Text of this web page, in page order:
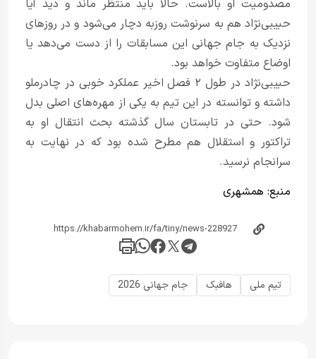
مصدومیت او بالاست. حالا باید منتظر ماند و دید آیا
حبیبی‌نژاد هم به سرنوشت روزبه دچار می‌شود و در روزهای
نزدیک به جام جهانی این مسابقات را از دست می‌دهد یا
اوضاع متفاوت خواهد بود.
حبیبی‌نژاد در طول ۲ فصل اخیر عملکرد خوبی در چادرملو
داشته و توانسته در این تیم به یکی از مهره‌های اصلی بدل
شود. حتی در تابستان سال گذشته بحث انتقال او به
تراکتور و استقلال هم مطرح شده بود که در نهایت به
سرانجام نرسید.
منبع: همشهری
تیم ملی هافبک جام جهانی 2026